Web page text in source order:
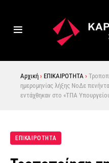
Αρχική › ΕΠΙΚΑΙΡΟΤΗΤΑ ›
ημερομηνίας λήξης ΝοΔε
εντάχθηκαν στο «ΤΠΑ
ΕΠΙΚΑΙΡΟΤΗΤΑ